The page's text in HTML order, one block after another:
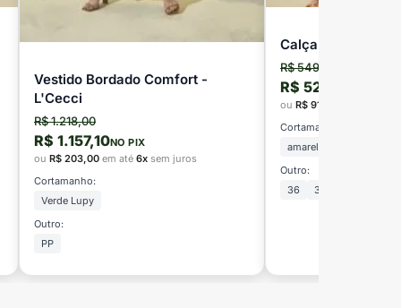
Vestido Bordado Comfort -
L'Cecci
R$ 1.218,00
R$ 1.157,10NO PIX
ou R$ 203,00 em até 6x sem juros
Cortamanho:
Verde Lupy
Outro:
PP
Calça Cargo
R$ 549,00
R$ 521,55
ou R$ 91,50
Cortamanho:
amarelo biscuit
Outro:
36
38